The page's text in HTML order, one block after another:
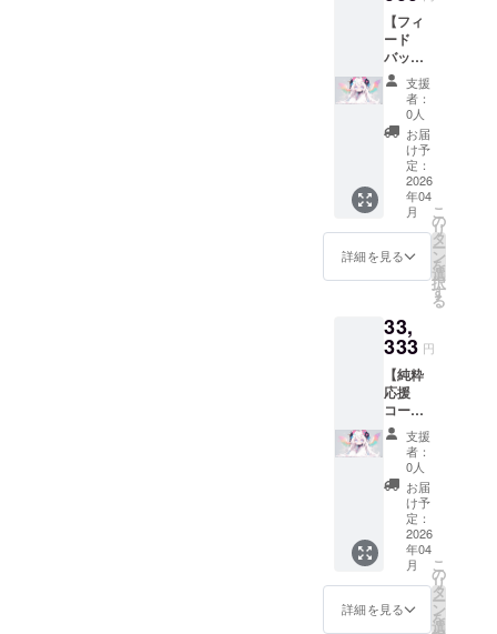
守り、
応援し
たいと
いう方
向けの
最もシ
ンプル
なコー
スで
す。活
動の様
子をお
届けし
ます。
有効期
2027年
7月末ま
メール
（クラ
ウド
ファン
ディン
グ終了
後、定
期的に
配信）
将来的
に作成
される
可能性
のある
成果物
ト、コ
ンセプ
ト資
料、開
発ツー
ルのα
版・β版
など）
への優
先的な
アクセ
ス権 お
すすめ
ポイン
ト: プロ
ジェク
トの探
【フィ
ード
バック
参加
コー
ス】
20,000
創設者
からの
心を込
めた感
謝メッ
セージ
（メー
ルにて
プロ
ジェク
ト活動
報告
メール
（クラ
ウド
ファン
ディン
グ終了
後、定
期的に
配信）
将来的
に作成
される
可能性
支援
者：
0人
お届
け予
定：
2026
年04
月
詳細を見る
こ
の
リ
タ
ー
ン
を
選
択
す
る
33,
333 円
【純粋
応援
コー
ス】
33,333
創設者
からの
心を込
めた感
謝メッ
セージ
（メー
ルにて
送付）
支援
者：
0人
お届
け予
定：
2026
年04
月
詳細を見る
こ
の
リ
タ
ー
ン
を
選